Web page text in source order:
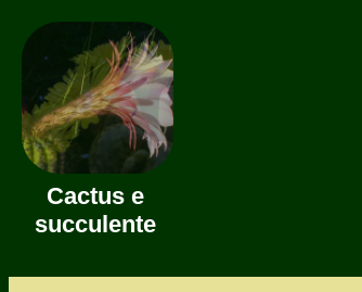
Cactus e
succulente